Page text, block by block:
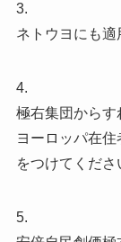
3.
ネトウヨにも適
4.
極右集団からす
ヨーロッパ在
をつけてくださ
5.